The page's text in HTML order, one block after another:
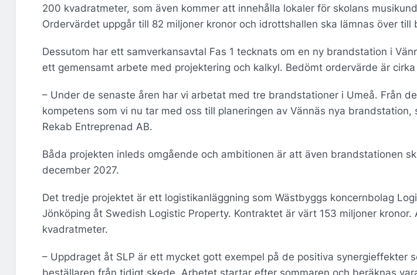
200 kvadratmeter, som även kommer att innehålla lokaler för skolans
Ordervärdet uppgår till 82 miljoner kronor och idrottshallen ska lämnas över till
Dessutom har ett samverkansavtal Fas 1 tecknats om en ny brandstation i
ett gemensamt arbete med projektering och kalkyl. Bedömt ordervärde är
– Under de senaste åren har vi arbetat med tre brandstationer i Umeå. Från
kompetens som vi nu tar med oss till planeringen av Vännäs nya brandstation,
Rekab Entreprenad AB.
Båda projekten inleds omgående och ambitionen är att även brandstationen
december 2027.
Det tredje projektet är ett logistikanläggning som Wästbyggs koncernbolag
Jönköping åt Swedish Logistic Property. Kontraktet är värt 153 miljoner
kvadratmeter.
– Uppdraget åt SLP är ett mycket gott exempel på de positiva synergieffekter
beställaren från tidigt skede. Arbetet startar efter sommaren och beräknas